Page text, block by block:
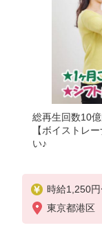
総再生回数10
【ボイストレ
い♪
時給1,250円
レッスン数
東京都港区